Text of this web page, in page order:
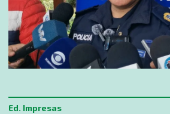
Ed. Impresas